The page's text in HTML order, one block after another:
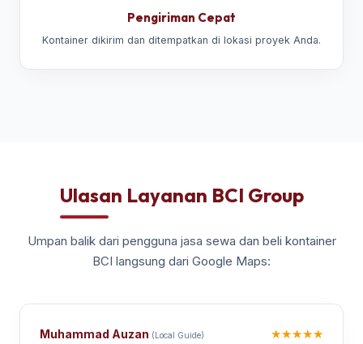
Pengiriman Cepat
Kontainer dikirim dan ditempatkan di lokasi proyek Anda.
Ulasan Layanan BCI Group
Umpan balik dari pengguna jasa sewa dan beli kontainer
BCI langsung dari Google Maps:
Muhammad Auzan (Local Guide) ★★★★★